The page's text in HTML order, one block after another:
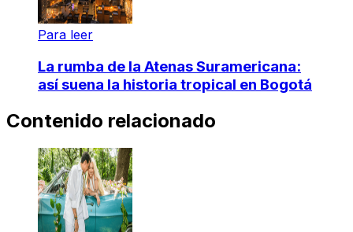
Para leer
La rumba de la Atenas Suramericana:
así suena la historia tropical en Bogotá
Contenido relacionado